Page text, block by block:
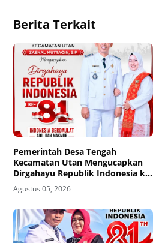
Berita Terkait
Pemerintah Desa Tengah
Kecamatan Utan Mengucapkan
Dirgahayu Republik Indonesia ke-
81
Agustus 05, 2026